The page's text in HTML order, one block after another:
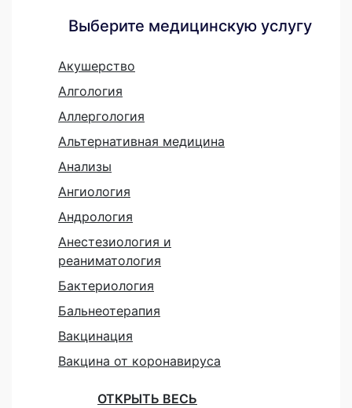
Выберите медицинскую услугу
Акушерство
Алгология
Аллергология
Альтернативная медицина
Анализы
Ангиология
Андрология
Анестезиология и
реаниматология
Бактериология
Бальнеотерапия
Вакцинация
Вакцина от коронавируса
ОТКРЫТЬ ВЕСЬ